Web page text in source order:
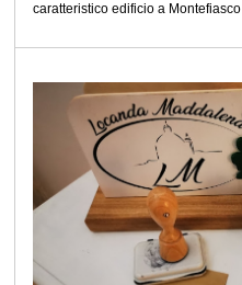
caratteristico edificio a Montefiasco